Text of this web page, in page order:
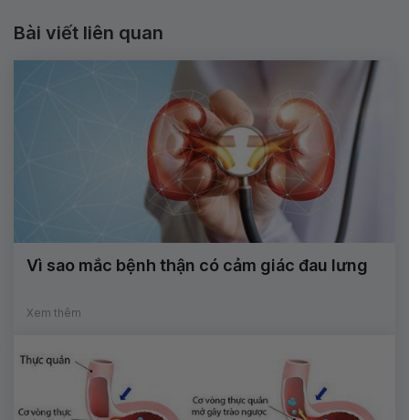
Bài viết liên quan
Vì sao mắc bệnh thận có cảm giác đau lưng
Xem thêm